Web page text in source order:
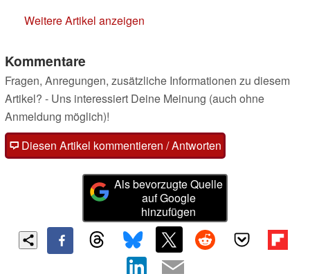
Weitere Artikel anzeigen
Kommentare
Fragen, Anregungen, zusätzliche Informationen zu diesem
Artikel? - Uns interessiert Deine Meinung (auch ohne
Anmeldung möglich)!
Diesen Artikel kommentieren / Antworten
Als bevorzugte Quelle
auf Google
hinzufügen